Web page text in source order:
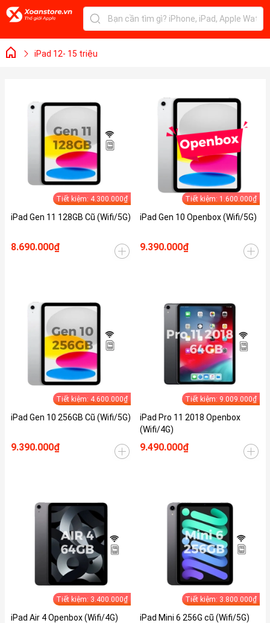
iPad 12- 15 triệu
Tiết kiệm: 4.300.000₫
iPad Gen 11 128GB Cũ (Wifi/5G)
8.690.000₫
Tiết kiệm: 1.600.000₫
iPad Gen 10 Openbox (Wifi/5G)
9.390.000₫
Tiết kiệm: 4.600.000₫
iPad Gen 10 256GB Cũ (Wifi/5G)
9.390.000₫
Tiết kiệm: 9.009.000₫
iPad Pro 11 2018 Openbox
(Wifi/4G)
9.490.000₫
Tiết kiệm: 3.400.000₫
iPad Air 4 Openbox (Wifi/4G)
Tiết kiệm: 3.800.000₫
iPad Mini 6 256G cũ (Wifi/5G)